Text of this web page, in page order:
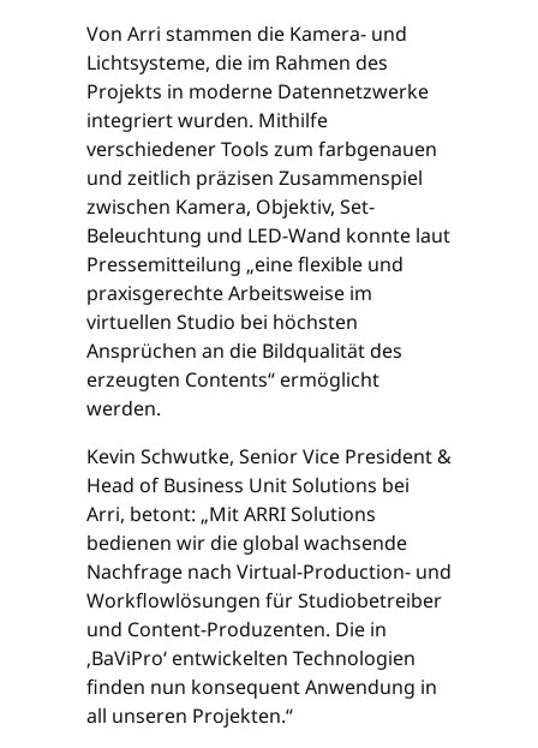
Von Arri stammen die Kamera- und
Lichtsysteme, die im Rahmen des
Projekts in moderne Datennetzwerke
integriert wurden. Mithilfe
verschiedener Tools zum farbgenauen
und zeitlich präzisen Zusammenspiel
zwischen Kamera, Objektiv, Set-
Beleuchtung und LED-Wand konnte laut
Pressemitteilung „eine flexible und
praxisgerechte Arbeitsweise im
virtuellen Studio bei höchsten
Ansprüchen an die Bildqualität des
erzeugten Contents“ ermöglicht
werden.
Kevin Schwutke, Senior Vice President &
Head of Business Unit Solutions bei
Arri, betont: „Mit ARRI Solutions
bedienen wir die global wachsende
Nachfrage nach Virtual-Production- und
Workflowlösungen für Studiobetreiber
und Content-Produzenten. Die in
‚BaViPro‘ entwickelten Technologien
finden nun konsequent Anwendung in
all unseren Projekten.“